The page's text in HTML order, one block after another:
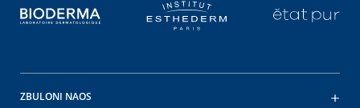
ZBULONI NAOS